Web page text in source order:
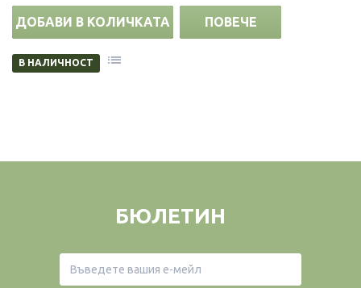
ДОБАВИ В КОЛИЧКАТА ПОВЕЧЕ
В НАЛИЧНОСТ
БЮЛЕТИН